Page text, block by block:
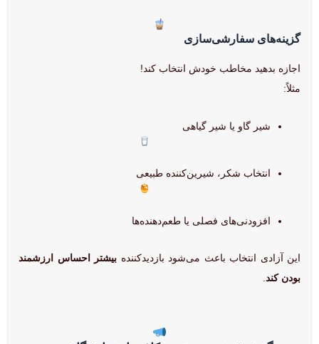
گزینه‌های سفارشی‌سازی
اجازه بدهید مخاطب خودش انتخاب کند!
مثلاً:
شیر گاو یا شیر گیاهی
انتخاب شکر، شیرین‌کننده طبیعی
افزودنی‌های فصلی یا طعم‌دهنده‌ها
این آزادی انتخاب باعث می‌شود بازدیدکننده بیشتر احساس ارزشمند
بودن کند